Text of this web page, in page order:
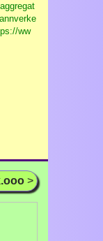
ww
>